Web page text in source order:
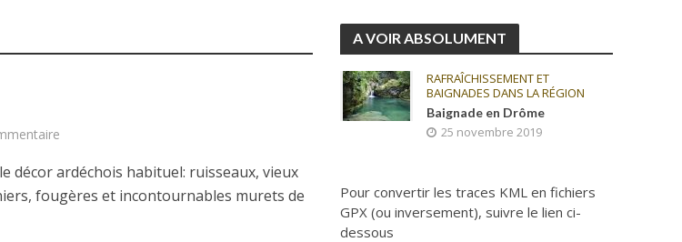
décor ardéchois habituel: ruisseaux, vieux
fougères et incontournables murets de
A VOIR ABSOLUMENT
RAFRAÎCHISSEMENT ET
BAIGNADES DANS LA RÉGION
Baignade en Drôme
25 novembre 2019
Pour convertir les traces KML en fichiers
GPX (ou inversement), suivre le lien ci-
dessous